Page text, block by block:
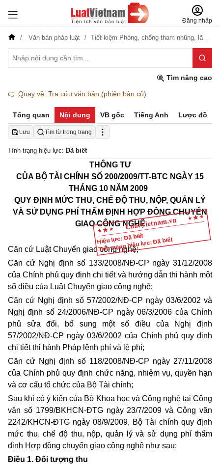
Đăng nhập
Văn bản pháp luật Tiết kiệm-Phòng, chống tham nhũng, lãng phí
Tìm nâng cao
👉 Quay về: Tra cứu văn bản (phiên bản cũ)
Tổng quan Nội dung VB gốc Tiếng Anh Lược đồ
Lưu Tìm từ trong trang
Tình trạng hiệu lực: Đã biết
Hiệu lực: Đã biết
Tình trạng hiệu lực: Đã biết
THÔNG TƯ
CỦA BỘ TÀI CHÍNH SỐ 200/2009/TT-BTC NGÀY 15
THÁNG 10 NĂM 2009
QUY ĐỊNH MỨC THU, CHẾ ĐỘ THU, NỘP, QUẢN LÝ
VÀ SỬ DỤNG PHÍ THẨM ĐỊNH HỢP ĐỒNG CHUYỂN
GIAO CÔNG NGHỆ
Căn cứ Luật Chuyển giao công nghệ;
Căn cứ Nghị định số 133/2008/NĐ-CP ngày 31/12/2008
của Chính phủ quy định chi tiết và hướng dẫn thi hành một
số điều của Luật Chuyển giao công nghệ;
Căn cứ Nghị định số 57/2002/NĐ-CP ngày 03/6/2002 và
Nghị định số 24/2006/NĐ-CP ngày 06/3/2006 của Chính
phủ sửa đổi, bổ sung một số điều của Nghị định
57/2002/NĐ-CP ngày 03/6/2002 của Chính phủ quy định
chi tiết thi hành Pháp lệnh phí và lệ phí;
Căn cứ Nghị định số 118/2008/NĐ-CP ngày 27/11/2008
của Chính phủ quy định chức năng, nhiệm vụ, quyền hạn
và cơ cấu tổ chức của Bộ Tài chính;
Sau khi có ý kiến của Bộ Khoa học và Công nghệ tại Công
văn số 1799/BKHCN-ĐTG ngày 23/7/2009 và Công văn
2242/KHCN-ĐTG ngày 08/9/2009, Bộ Tài chính quy định
mức thu, chế độ thu, nộp, quản lý và sử dụng phí thẩm
định Hợp đồng chuyển giao công nghệ như sau:
Điều 1. Đối tượng thu